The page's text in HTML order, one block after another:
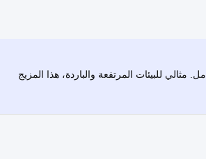
اكتشف علبة البيوتان المقاومة للصدأ بسعة 100 جرام، وهي علبة موقد غاز محمولة بسعة 220 مل. مثالي للبيئات المرتفعة والباردة، هذا المزيج